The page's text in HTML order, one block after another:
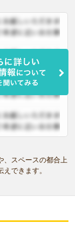
、スペースの都合上
できます。